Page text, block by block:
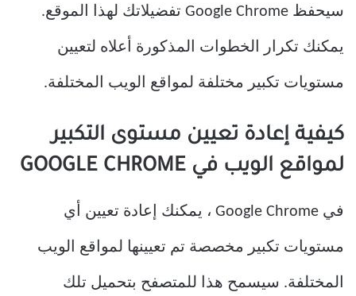
سيحفظ Google Chrome تفضيلاتك لهذا الموقع.
يمكنك تكرار الخطوات المذكورة أعلاه لتعيين
مستويات تكبير مختلفة لمواقع الويب المختلفة.
كيفية إعادة تعيين مستوى التكبير
لمواقع الويب في GOOGLE CHROME
في Google Chrome ، يمكنك إعادة تعيين أي
مستويات تكبير مخصصة تم تعيينها لمواقع الويب
المختلفة. سيسمح هذا للمتصفح بتحميل تلك